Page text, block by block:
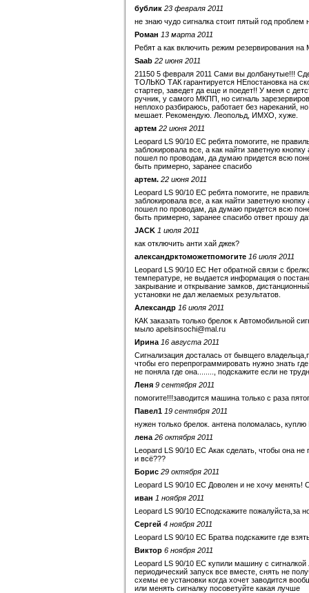
бублик 23 февраля 2011
не знаю чудо сигналка стоит пятый год проблем
Роман 13 марта 2011
Ребят а как включить режим резервирования
Saab 22 июня 2011
21150 5 февраля 2011 Сами вы долбанутые!!!
ТОЛЬКО ТАК гарантируется НЕпостановка на
стартер, заведет да еще и поедет!! У меня с
ручник, у самого МКПП, но сигналь
неплохо разбираюсь, работает без нареканий,
мешает. Рекомендую. Леопольд, ИМХО, хуже.
артем 22 июня 2011
Leopard LS 90/10 EC ребята помогите, не
заблокировала все, а как найти заветную
пошел по проводам, да думаю придется всю
быть примерно, заранее спасибо
артем. 22 июня 2011
Leopard LS 90/10 EC ребята помогите, не
заблокировала все, а как найти заветную
пошел по проводам, да думаю придется всю
быть примерно, заранее спасибо ответ прошу
JACK 1 июля 2011
как отключить анти хай джек?
александрктоможетпомогите 16 июля 2011
Leopard LS 90/10 EC Нет обратной связи с
температуре, не выдается информация о
закрывание и открывание замков,
установки не дал желаемых результатов.
Александр 16 июля 2011
КАК заказать только брелок к Автомобильной
мыло apelsinsochi@mal.ru
Ирина 16 августа 2011
Сигнализация досталась от бывщего
чтобы его перепрограммировать нужно знать
не поняла где она........, подскажите если не
Леня 9 сентября 2011
помогите!!!заводится машина только с раза
Павел1 19 сентября 2011
нужен только брелок. антена поломалась,
лена 26 октября 2011
Leopard LS 90/10 EC Акак сделать, чтобы она
и всё???
Борис 29 октября 2011
Leopard LS 90/10 EC Доволен и не хочу менять!
иван 1 ноября 2011
Leopard LS 90/10 ECподскажите пожалуйста,за
Сергей 4 ноября 2011
Leopard LS 90/10 EC Братва подскажите где
Виктор 6 ноября 2011
Leopard LS 90/10 EC купили машину с
периодический запуск все вместе, снять не
схемы ее установки когда хочет заводится
или менять сигналку посоветуйте какая лучше